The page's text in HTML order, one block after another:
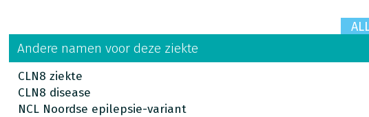
Andere namen voor deze ziekte
CLN8 ziekte
CLN8 disease
NCL Noordse epilepsie-variant